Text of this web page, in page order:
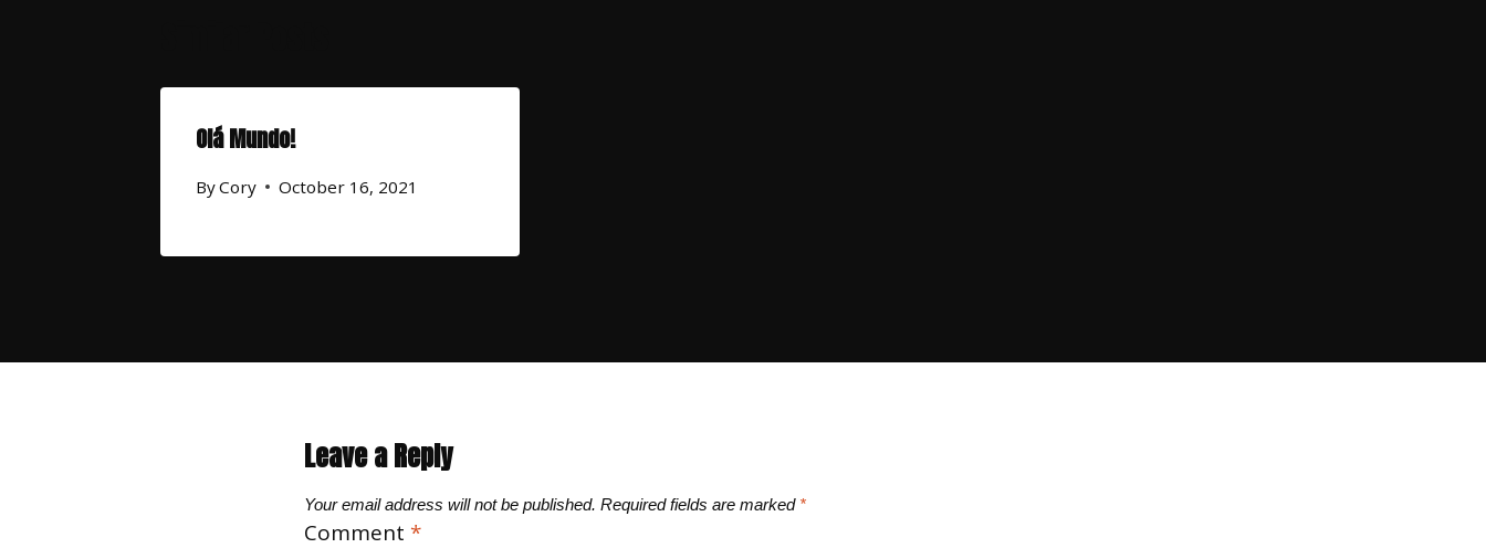
Olá Mundo!
ByCory October 16, 2021
Leave a Reply
Your email address will not be published. Required fields are marked *
Comment *